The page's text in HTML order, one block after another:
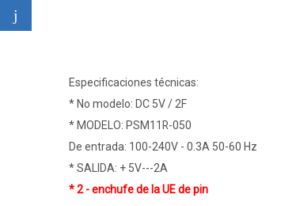
Especificaciones técnicas:
* No modelo: DC 5V / 2F
* MODELO: PSM11R-050
De entrada: 100-240V - 0.3A 50-60 Hz
* SALIDA: + 5V---2A
* 2 - enchufe de la UE de pin